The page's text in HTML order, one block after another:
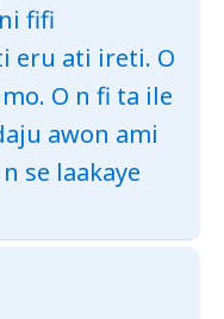
fifi
eru ati ireti. O
O n fi ta ile
awon ami
se laakaye